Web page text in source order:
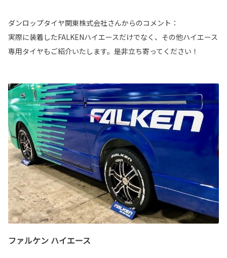
ダンロップタイヤ関東株式会社さんからのコメント：
実際に装着したFALKENハイエースだけでなく、その他ハイエース
専用タイヤもご紹介いたします。是非立ち寄ってください！
ファルケン ハイエース